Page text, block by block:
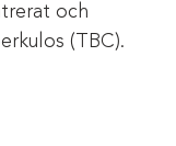
och
(TBC).